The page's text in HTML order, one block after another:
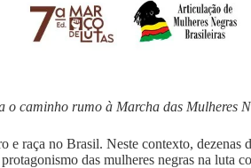
o caminho rumo à Marcha das
e raça no Brasil. Neste contexto,
das mulheres negras na